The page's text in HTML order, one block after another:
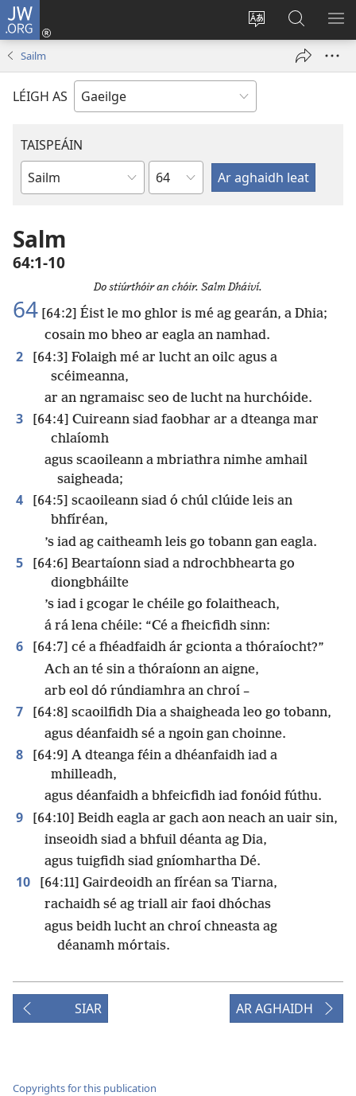
JW.ORG
Athraigh
láithreáin
Logáil
Isteach
window)
ar
JW.ORG
Sailm
LÉIGH AS
TAISPEÁIN
Leabhar
Chapter
Salm
64:1-10
Do stiúrthóir an chóir. Salm Dháiví.
64 [64:2] Éist le mo ghlor is mé ag gearán, a Dhia;
cosain mo bheo ar eagla an namhad.
2
[64:3] Folaigh mé ar lucht an oilc agus a
scéimeanna,
ar an ngramaisc seo de lucht na hurchóide.
3
[64:4] Cuireann siad faobhar ar a dteanga mar
chlaíomh
agus scaoileann a mbriathra nimhe amhail
saigheada;
4
[64:5] scaoileann siad ó chúl clúide leis an
bhfíréan,
’s iad ag caitheamh leis go tobann gan eagla.
5
[64:6] Beartaíonn siad a ndrochbhearta go
diongbháilte
’s iad i gcogar le chéile go folaitheach,
á rá lena chéile: “Cé a fheicfidh sinn:
6
[64:7] cé a fhéadfaidh ár gcionta a thóraíocht?”
Ach an té sin a thóraíonn an aigne,
arb eol dó rúndiamhra an chroí –
7
[64:8] scaoilfidh Dia a shaigheada leo go tobann,
agus déanfaidh sé a ngoin gan choinne.
8
[64:9] A dteanga féin a dhéanfaidh iad a
mhilleadh,
agus déanfaidh a bhfeicfidh iad fonóid fúthu.
9
[64:10] Beidh eagla ar gach aon neach an uair sin,
inseoidh siad a bhfuil déanta ag Dia,
agus tuigfidh siad gníomhartha Dé.
10
[64:11] Gairdeoidh an fíréan sa Tiarna,
rachaidh sé ag triall air faoi dhóchas
agus beidh lucht an chroí chneasta ag
déanamh mórtais.
SIAR AR AGHAIDH
Copyrights for this publication